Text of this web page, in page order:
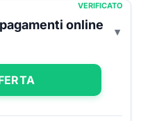
VERIFICATO
online